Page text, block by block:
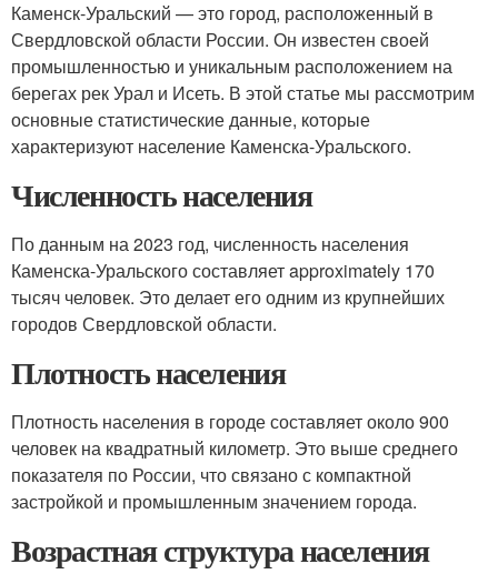
Каменск-Уральский — это город, расположенный в
Свердловской области России. Он известен своей
промышленностью и уникальным расположением на
берегах рек Урал и Исеть. В этой статье мы рассмотрим
основные статистические данные, которые
характеризуют население Каменска-Уральского.
Численность населения
По данным на 2023 год, численность населения
Каменска-Уральского составляет approximately 170
тысяч человек. Это делает его одним из крупнейших
городов Свердловской области.
Плотность населения
Плотность населения в городе составляет около 900
человек на квадратный километр. Это выше среднего
показателя по России, что связано с компактной
застройкой и промышленным значением города.
Возрастная структура населения